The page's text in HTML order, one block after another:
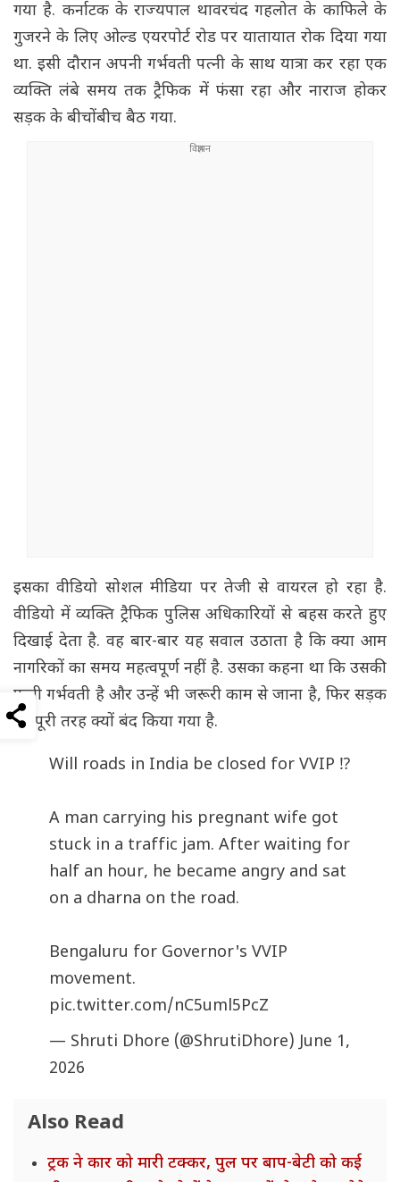
गया है. कर्नाटक के राज्यपाल थावरचंद गहलोत के काफिले के
गुजरने के लिए ओल्ड एयरपोर्ट रोड पर यातायात रोक दिया गया
था. इसी दौरान अपनी गर्भवती पत्नी के साथ यात्रा कर रहा एक
व्यक्ति लंबे समय तक ट्रैफिक में फंसा रहा और नाराज होकर
सड़क के बीचोंबीच बैठ गया.
इसका वीडियो सोशल मीडिया पर तेजी से वायरल हो रहा है.
वीडियो में व्यक्ति ट्रैफिक पुलिस अधिकारियों से बहस करते हुए
दिखाई देता है. वह बार-बार यह सवाल उठाता है कि क्या आम
नागरिकों का समय महत्वपूर्ण नहीं है. उसका कहना था कि उसकी
पत्नी गर्भवती है और उन्हें भी जरूरी काम से जाना है, फिर सड़क
को पूरी तरह क्यों बंद किया गया है.
Will roads in India be closed for VVIP ⁉️
A man carrying his pregnant wife got
stuck in a traffic jam. After waiting for
half an hour, he became angry and sat
on a dharna on the road.
Bengaluru for Governor's VVIP
movement.
pic.twitter.com/nC5uml5PcZ
— Shruti Dhore (@ShrutiDhore)June 1,
2026
Also Read
ट्रक ने कार को मारी टक्कर, पुल पर बाप-बेटी को कई